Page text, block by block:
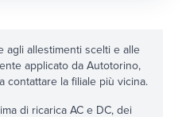
agli allestimenti scelti e alle
applicato da Autotorino,
contattare la filiale più vicina.
di ricarica AC e DC, dei